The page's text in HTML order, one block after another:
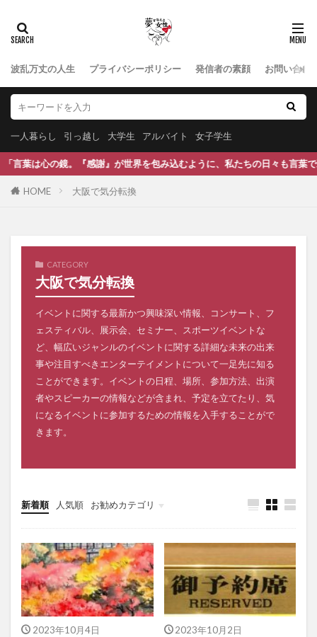
波乱万丈の人生 プライバシーポリシー 発信者の素顔 お問い合わ
一人暮らし 引っ越し 大学生 アルバイト 女子学生
謝』が世界を包み込むように、私たちの日々も言葉で彩られます。 ど
HOME 大阪で気分転換
CATEGORY
大阪で気分転換
イベントに関する最新かつ興味深い情報、コンサート、フ
ェスティバル、展示会、セミナー、スポーツイベントな
ど、幅広いジャンルのイベントに関する詳細な未来の出来
事や注目すべきエンターテイメントについて一足先に知る
ことができます。イベントの日程、場所、参加方法、出演
者やスピーカーの情報などが含まれ、予定を立てたり、気
になるイベントに参加するための情報を入手することがで
きます。
新着順 人気順 お勧めカテゴリ
一人暮らしの準備ガイド
2023年10月4日
2023年10月2日